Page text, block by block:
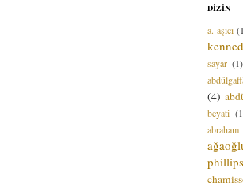
DİZİN
a. aşıcı
sayar (1)
(4)
beyati
phillips